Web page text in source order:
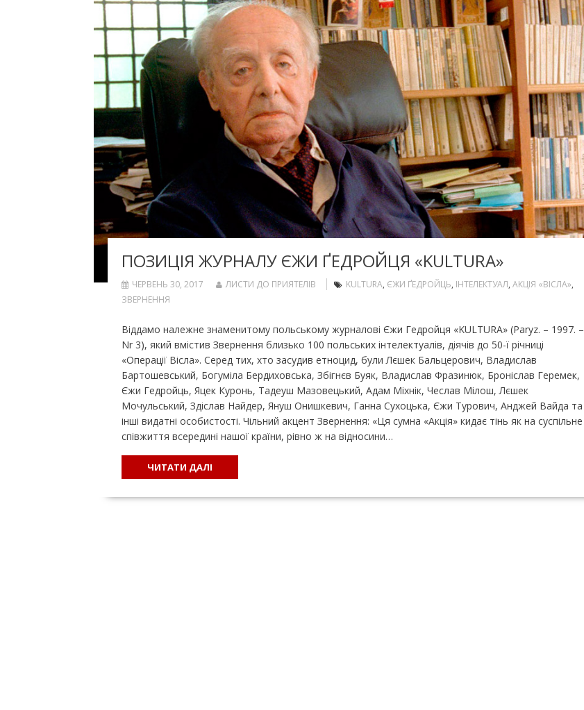
ПОЗИЦІЯ ЖУРНАЛУ ЄЖИ ҐЕДРОЙЦЯ «KULTURA»
ЧЕРВЕНЬ 30, 2017 ЛИСТИ ДО ПРИЯТЕЛІВ KULTURA, ЄЖИ ҐЕДРОЙЦЬ, ІНТЕЛЕКТУАЛ, АКЦІЯ «ВІСЛА»,
ЗВЕРНЕННЯ
Віддамо належне знаменитому польському журналові Єжи Гедройця «KULTURA» (Paryz. – 1997. –
Nr 3), який вмістив Звернення близько 100 польських інтелектуалів, діячів до 50-ї річниці
«Операції Вісла». Серед тих, хто засудив етноцид, були Лєшек Бальцерович, Владислав
Бартошевський, Богуміла Бердиховська, Збігнєв Буяк, Владислав Фразинюк, Броніслав Геремек,
Єжи Гедройць, Яцек Куронь, Тадеуш Мазовецький, Адам Міхнік, Чеслав Мілош, Лєшек
Мочульський, Здіслав Найдер, Януш Онишкевич, Ганна Сухоцька, Єжи Турович, Анджей Вайда та
інші видатні особистості. Чільний акцент Звернення: «Ця сумна «Акція» кидає тінь як на суспільне
співжиття всередині нашої країни, рівно ж на відносини…
ЧИТАТИ ДАЛІ